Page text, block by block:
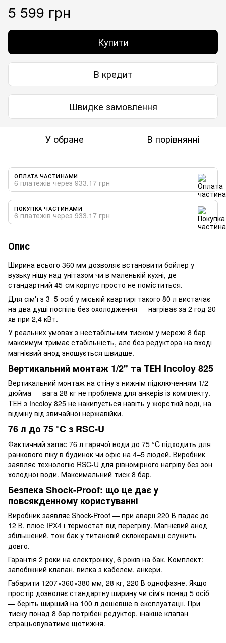
5 599 грн
Купити
В кредит
Швидке замовлення
У обране В порівнянні
ОПЛАТА ЧАСТИНАМИ
6 платежів через 933.17 грн
ПОКУПКА ЧАСТИНАМИ
6 платежів через 933.17 грн
Опис
Ширина всього 360 мм дозволяє встановити бойлер у
вузьку нішу над унітазом чи в маленькій кухні, де
стандартний 45-см корпус просто не поміститься.
Для сім'ї з 3–5 осіб у міській квартирі такого 80 л вистачає
на два душі поспіль без охолодження — нагріває за 2 год 20
хв при 2,4 кВт.
У реальних умовах з нестабільним тиском у мережі 8 бар
максимум тримає стабільність, але без редуктора на вході
магнієвий анод зношується швидше.
Вертикальний монтаж 1/2" та ТЕН Incoloy 825
Вертикальний монтаж на стіну з нижнім підключенням 1/2
дюйма — вага 28 кг не проблема для анкерів із комплекту.
ТЕН з Incoloy 825 не накипується навіть у жорсткій воді, на
відміну від звичайної нержавійки.
76 л до 75 °C з RSC-U
Фактичний запас 76 л гарячої води до 75 °C підходить для
ранкового піку в будинок чи офіс на 4–5 людей. Виробник
заявляє технологію RSC-U для рівномірного нагріву без зон
холодної води. Максимальний тиск 8 бар.
Безпека Shock-Proof: що це дає у
повсякденному користуванні
Виробник заявляє Shock-Proof — при аварії 220 В падає до
12 В, плюс IPX4 і термостат від перегріву. Магнієвий анод
збільшений, тож бак у титановій склокераміці служить
довго.
Гарантія 2 роки на електроніку, 6 років на бак. Комплект:
запобіжний клапан, вилка з кабелем, анкери.
Габарити 1207×360×380 мм, 28 кг, 220 В однофазне. Якщо
простір дозволяє стандартну ширину чи сім'я понад 5 осіб
— беріть ширший на 100 л дешевше в експлуатації. При
тиску понад 8 бар потрібен редуктор, інакше клапан
спрацьовуватиме щотижня.